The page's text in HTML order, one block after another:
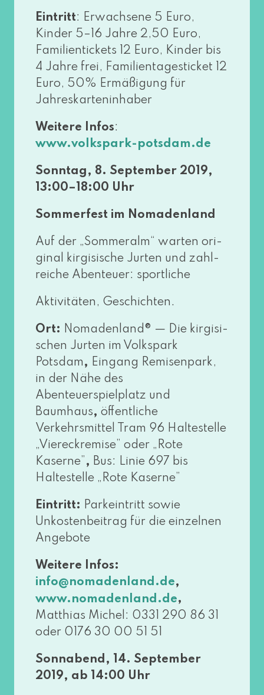
Eintritt: Erwachsene 5 Euro,
Kinder 5–16 Jahre 2,50 Euro,
Familientickets 12 Euro, Kinder bis
4 Jahre frei, Familientagesticket 12
Euro, 50% Ermäßigung für
Jahreskarteninhaber
Weitere Infos:
www​.volks​park​-pots​dam​.de
Sonntag, 8. September 2019,
13:00–18:00 Uhr
Sommerfest im Nomadenland
Auf der „Sommeralm“ war­ten ori­
gi­nal kir­gi­si­sche Jurten und zahl­
rei­che Abenteuer: sportliche
Aktivitäten, Geschichten.
Ort: Nomadenland® — Die kir­gi­si­
schen Jurten im Volkspark
Potsdam , Eingang Remisenpark,
in der Nähe des
Abenteuerspielplatz und
Baumhaus, öffent­li­che
Verkehrsmittel Tram 96 Haltestelle
„Viereckremise” oder „Rote
Kaserne” , Bus: Linie 697 bis
Haltestelle „Rote Kaserne”
Eintritt: Parkeintritt sowie
Unkostenbeitrag für die ein­zel­nen
Angebote
Weitere Infos:
info@​nomadenland.​de,
www​.noma​den​land​.de,
Matthias Michel: 0331 290 86 31
oder 0176 30 00 51 51
Sonnabend, 14. September
2019, ab 14:00 Uhr